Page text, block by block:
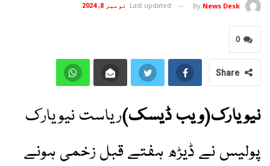
By News Desk
Last updated نومبر 8, 2024
0
Share
نیویارک(ویب ڈیسک)ریاست نیویارک
پولیس نے ڈیڑھ ہفتے قبل زخمی ہونے